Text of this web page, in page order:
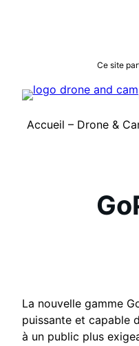
contenu
Ce site
Accueil – Drone &
La nouvelle gamme
puissante et capable
à un public plus